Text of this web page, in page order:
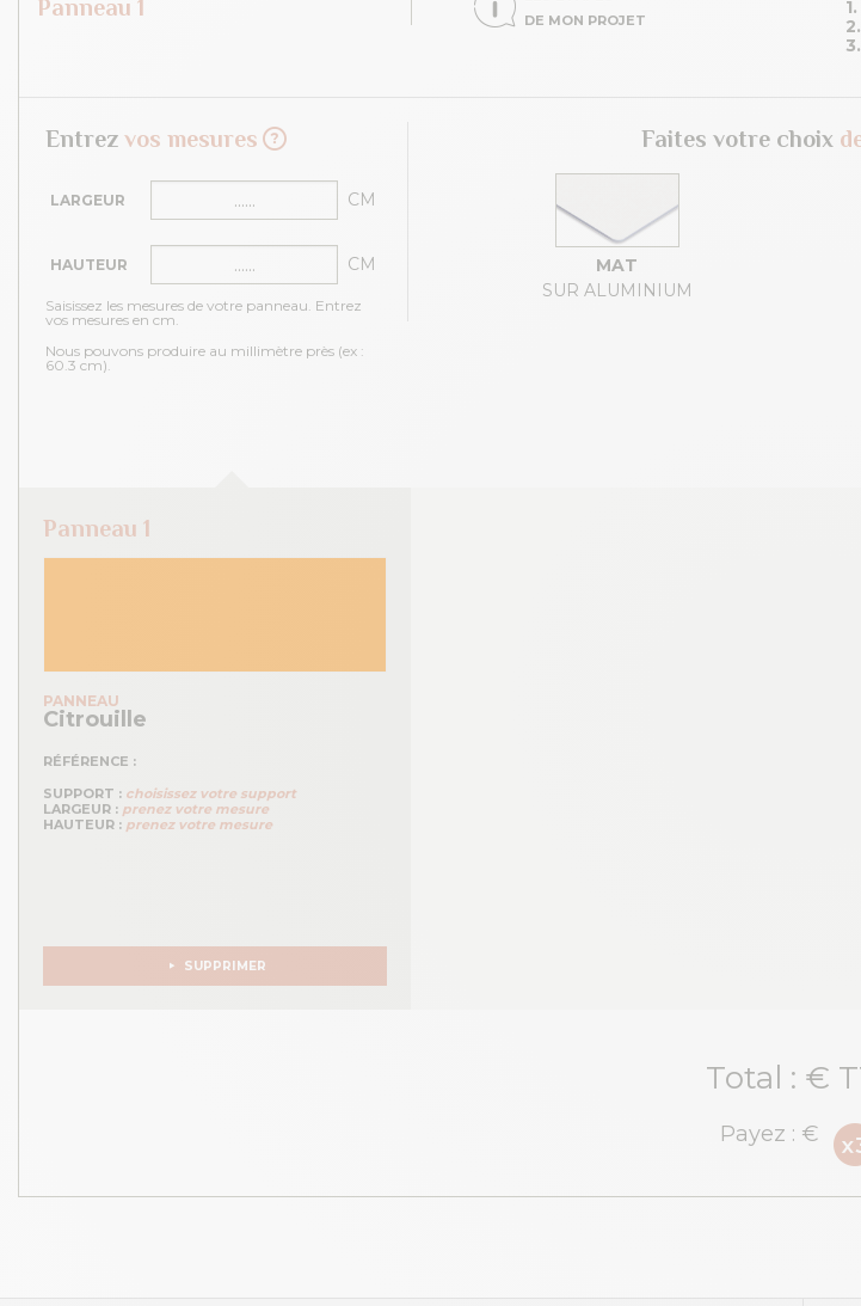
Panneau 1
DE MON PROJET
Entrez vos mesures
LARGEUR CM
HAUTEUR CM
Saisissez les mesures de votre panneau. Entrez
vos mesures en cm.
Nous pouvons produire au millimètre près (ex :
60.3 cm).
Faites votre choix
MAT
SUR ALUMINIUM
Panneau 1
PANNEAU
Citrouille
RÉFÉRENCE :
SUPPORT : choisissez votre support
LARGEUR : prenez votre mesure
HAUTEUR : prenez votre mesure
SUPPRIMER
Total : €
Payez : €